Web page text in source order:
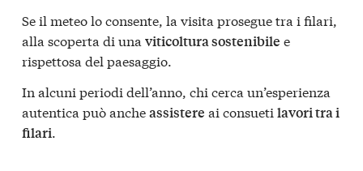
Se il meteo lo consente, la visita prosegue tra i filari,
alla scoperta di una viticoltura sostenibile e
rispettosa del paesaggio.
In alcuni periodi dell’anno, chi cerca un’esperienza
autentica può ancheassistere ai consueti lavori tra i
filari.